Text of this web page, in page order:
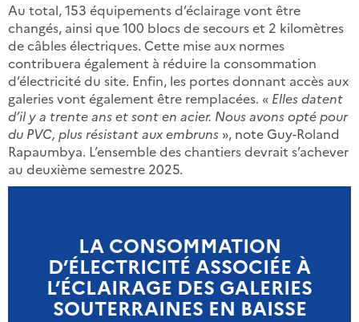
Au total, 153 équipements d’éclairage vont être
changés, ainsi que 100 blocs de secours et 2 kilomètres
de câbles électriques. Cette mise aux normes
contribuera également à réduire la consommation
d’électricité du site. Enfin, les portes donnant accès aux
galeries vont également être remplacées. « Elles datent
d’il y a trente ans et sont en acier. Nous avons opté pour
du PVC, plus résistant aux embruns », note Guy-Roland
Rapaumbya. L’ensemble des chantiers devrait s’achever
au deuxième semestre 2025.
LA CONSOMMATION
D’ÉLECTRICITÉ ASSOCIÉE À
L’ÉCLAIRAGE DES GALERIES
SOUTERRAINES EN BAISSE